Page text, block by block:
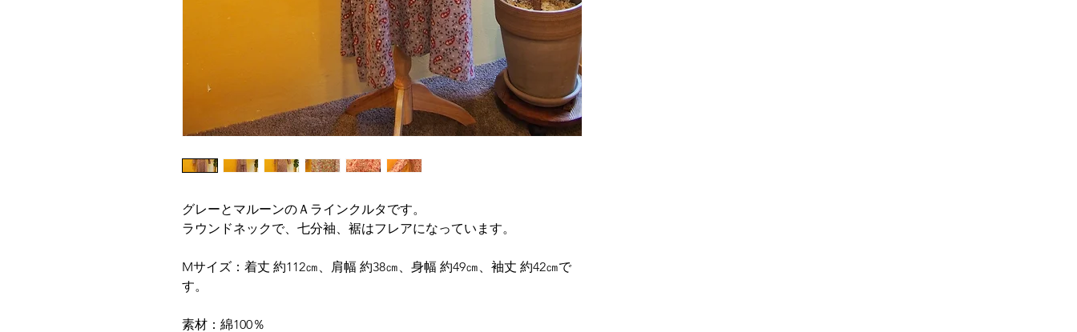
グレーとマルーンのＡラインクルタです。
ラウンドネックで、七分袖、裾はフレアになっています。
Mサイズ：着丈 約112㎝、肩幅 約38㎝、身幅 約49㎝、袖丈 約42㎝で
す。
素材：綿100％